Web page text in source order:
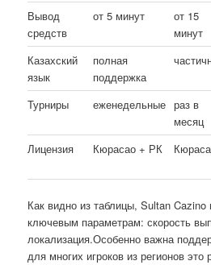
Вывод
средств
от 5 минут
от 15
минут
Казахский
язык
полная
поддержка
Турниры еженедельные раз в
месяц
Лицензия
Кюрасао + РК
Как видно из таблицы, Sultan Cazino
ключевым параметрам: скорость
локализация.Особенно важна
для многих игроков из регионов